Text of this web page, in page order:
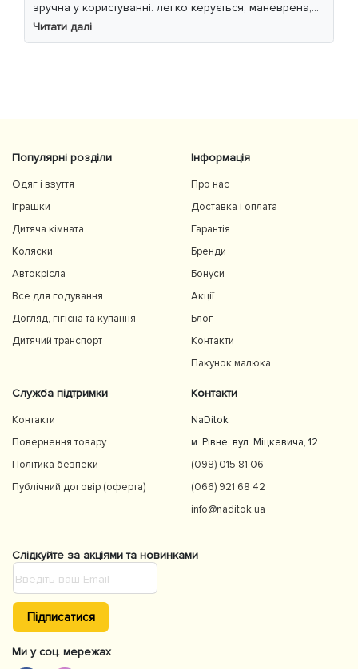
зручна у користуванні: легко керується, маневрена,
м’який хід навіть по нерівній дорозі. Дитині
комфортно, просторе сидіння та великий капюшон
Читати далі
Популярні розділи
Одяг і взуття
Іграшки
Дитяча кімната
Коляски
Автокрісла
Все для годування
Догляд, гігієна та купання
Дитячий транспорт
Інформація
Про нас
Доставка і оплата
Гарантія
Бренди
Бонуси
Акції
Блог
Контакти
Пакунок малюка
Служба підтримки
Контакти
Повернення товару
Політика безпеки
Публічний договір (оферта)
Контакти
NaDitok
м. Рівне, вул. Міцкевича, 12
(098) 015 81 06
(066) 921 68 42
info@naditok.ua
Слідкуйте за акціями та новинками
Підписатися
Ми у соц. мережах